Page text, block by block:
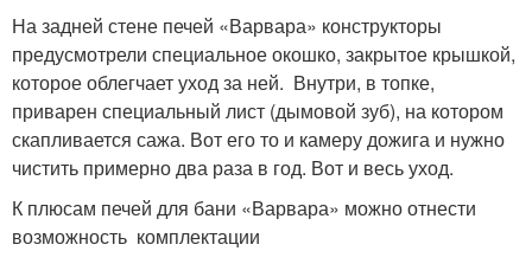
На задней стене печей «Варвара» конструкторы
предусмотрели специальное окошко, закрытое крышкой,
которое облегчает уход за ней. Внутри, в топке,
приварен специальный лист (дымовой зуб), на котором
скапливается сажа. Вот его то и камеру дожига и нужно
чистить примерно два раза в год. Вот и весь уход.
К плюсам печей для бани «Варвара» можно отнести
возможность комплектации